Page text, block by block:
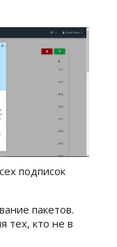
подписок
пакетов.
тех, кто не в